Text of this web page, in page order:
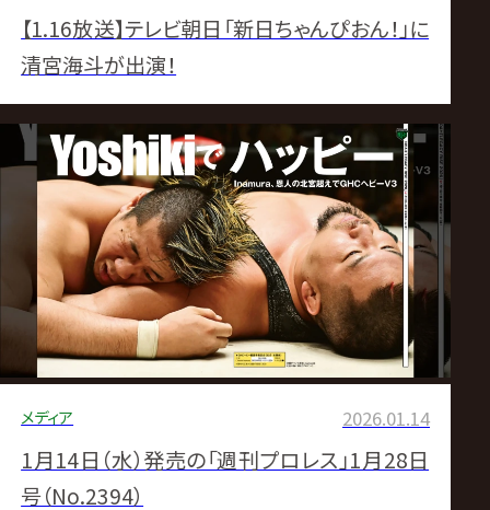
ノ
ア
公
式
サ
イ
ト
【1.16放送】テレビ朝日「新日ちゃんぴおん！」に
清宮海斗が出演！
メディア 2026.01.14
1月14日（水）発売の「週刊プロレス」1月28日
号（No.2394）